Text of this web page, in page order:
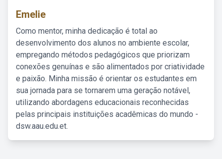
Emelie
Como mentor, minha dedicação é total ao
desenvolvimento dos alunos no ambiente escolar,
empregando métodos pedagógicos que priorizam
conexões genuínas e são alimentados por criatividade
e paixão. Minha missão é orientar os estudantes em
sua jornada para se tornarem uma geração notável,
utilizando abordagens educacionais reconhecidas
pelas principais instituições acadêmicas do mundo -
dsw.aau.edu.et.